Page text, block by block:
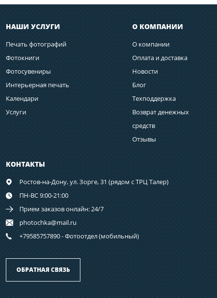
НАШИ УСЛУГИ
Печать фотографий
Фотокниги
Фотосувениры
Интерьерная печать
Календари
Услуги
О КОМПАНИИ
О компании
Оплата и доставка
Новости
Блог
Техподдержка
Возврат денежных
средств
Отзывы
КОНТАКТЫ
Ростов-на-Дону,ул. Зорге, 31 (рядом с ТРЦ Талер)
ПН-ВС 9:00-21:00
Прием заказов онлайн: 24/7
photochka@mail.ru
+79585757890 - Фотоотдел (мобильный)
ОБРАТНАЯ СВЯЗЬ